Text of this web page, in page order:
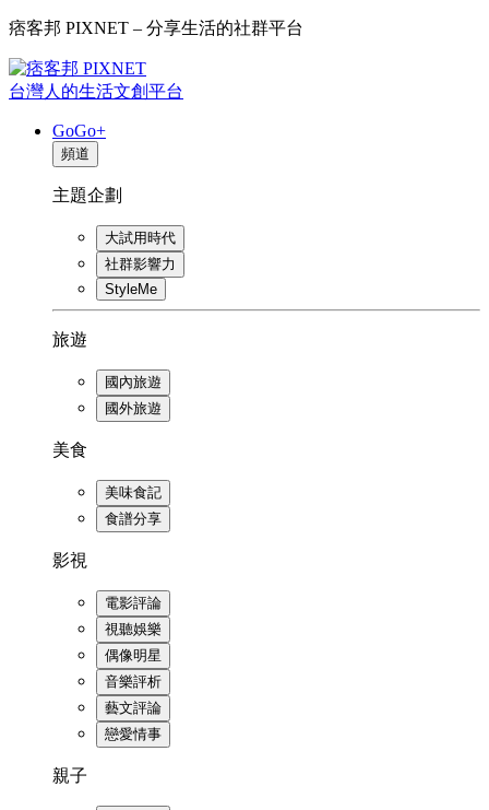
痞客邦 PIXNET – 分享生活的社群平台
台灣人的生活文創平台
GoGo+
頻道
主題企劃
大試用時代
社群影響力
StyleMe
旅遊
國內旅遊
國外旅遊
美食
美味食記
食譜分享
影視
電影評論
視聽娛樂
偶像明星
音樂評析
藝文評論
戀愛情事
親子